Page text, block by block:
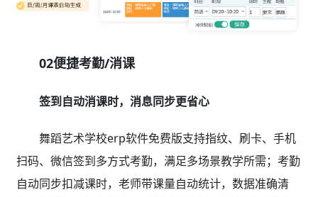
02便捷考勤/消课
签到自动消课时，消息同步更省心
舞蹈艺术学校erp软件免费版支持指纹、刷卡、手机
扫码、微信签到多方式考勤，满足多场景教学所需；考勤
自动同步扣减课时，老师带课量自动统计，数据准确清